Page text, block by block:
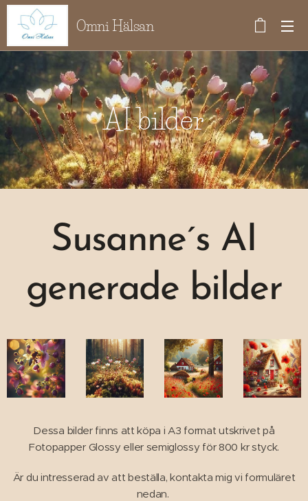
Omni Hälsan
AI bilder
Susanne´s AI
generade bilder
Dessa bilder finns att köpa i A3 format utskrivet på
Fotopapper Glossy eller semiglossy för 800 kr styck.
Är du intresserad av att beställa, kontakta mig vi formuläret
nedan.